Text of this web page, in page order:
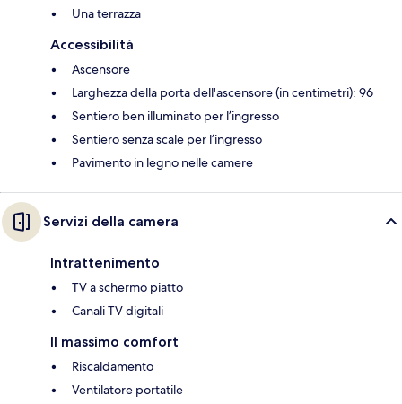
Una terrazza
Accessibilità
Ascensore
Larghezza della porta dell'ascensore (in centimetri): 96
Sentiero ben illuminato per l’ingresso
Sentiero senza scale per l’ingresso
Pavimento in legno nelle camere
Servizi della camera
Intrattenimento
TV a schermo piatto
Canali TV digitali
Il massimo comfort
Riscaldamento
Ventilatore portatile